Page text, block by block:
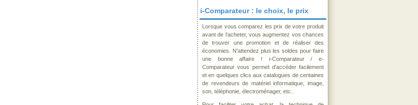
i-Comparateur : le choix, le prix
Lorsque vous comparez les prix de votre produit
avant de l'acheter, vous augmentez vos chances
de trouver une promotion et de réaliser des
économies. N'attendez plus les soldes pour faire
une bonne affaire ! i-Comparateur / e-
Comparateur vous permet d'accéder facilement
et en quelques clics aux catalogues de centaines
de revendeurs de matériel informatique, image,
son, téléphonie, électroménager, etc..